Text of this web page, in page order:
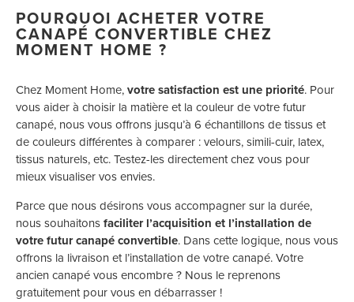
POURQUOI ACHETER VOTRE
CANAPÉ CONVERTIBLE CHEZ
MOMENT HOME ?
Chez Moment Home,votre satisfaction est une priorité. Pour
vous aider à choisir la matière et la couleur de votre futur
canapé, nous vous offrons jusqu’à 6 échantillons de tissus et
de couleurs différentes à comparer : velours, simili-cuir, latex,
tissus naturels, etc. Testez-les directement chez vous pour
mieux visualiser vos envies.
Parce que nous désirons vous accompagner sur la durée,
nous souhaitonsfaciliter l’acquisition et l’installation de
votre futur canapé convertible. Dans cette logique, nous vous
offrons la livraison et l’installation de votre canapé. Votre
ancien canapé vous encombre ? Nous le reprenons
gratuitement pour vous en débarrasser !